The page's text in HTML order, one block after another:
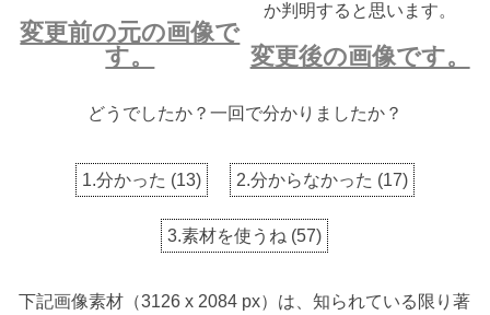
か判明すると思います。
変更前の元の画像で
す。
変更後の画像です。
どうでしたか？一回で分かりましたか？
1.分かった (13) 2.分からなかった (17)
3.素材を使うね (57)
下記画像素材（3126 x 2084 px）は、知られている限り著